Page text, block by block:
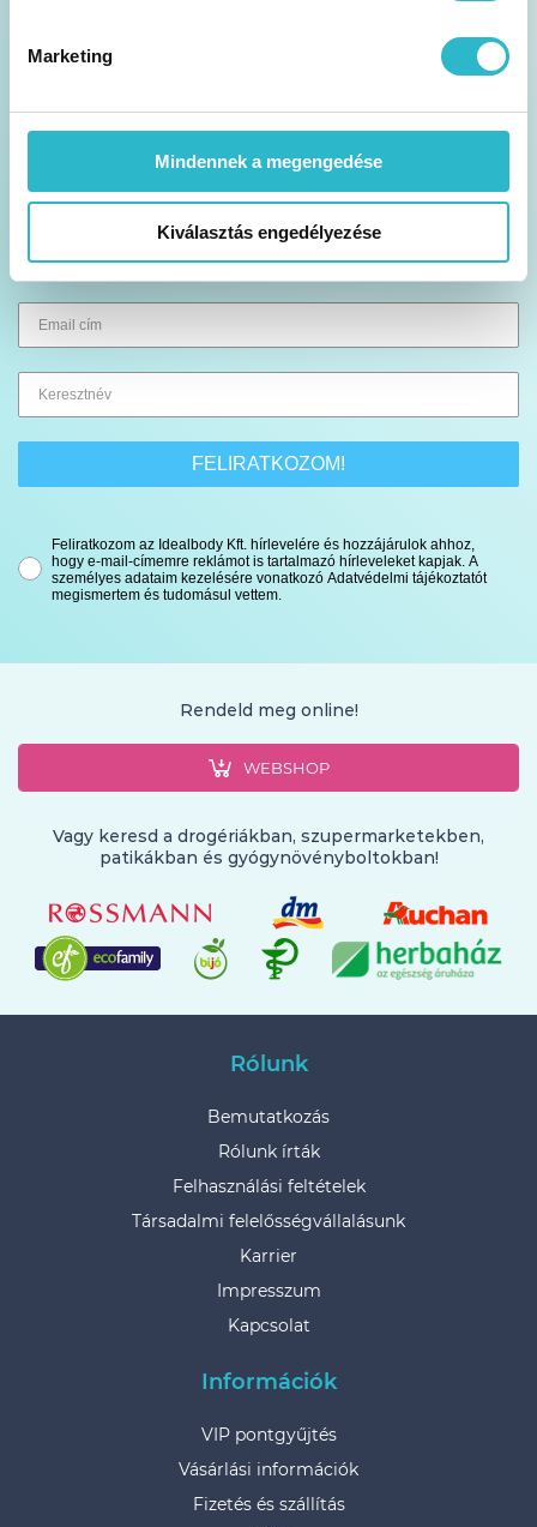
Marketing
Mindennek a megengedése
Kiválasztás engedélyezése
Hasznos blog cikkeket, tartalmakat találsz
FELIRATKOZOM!
Feliratkozom az Idealbody Kft. hírlevelére és hozzájárulok ahhoz,
hogy e-mail-címemre reklámot is tartalmazó hírleveleket kapjak. A
személyes adataim kezelésére vonatkozó Adatvédelmi tájékoztatót
megismertem és tudomásul vettem.
Rendeld meg online!
WEBSHOP
Vagy keresd a drogériákban, szupermarketekben,
patikákban és gyógynövényboltokban!
Rólunk
Bemutatkozás
Rólunk írták
Felhasználási feltételek
Társadalmi felelősségvállalásunk
Karrier
Impresszum
Kapcsolat
Információk
VIP pontgyűjtés
Vásárlási információk
Fizetés és szállítás